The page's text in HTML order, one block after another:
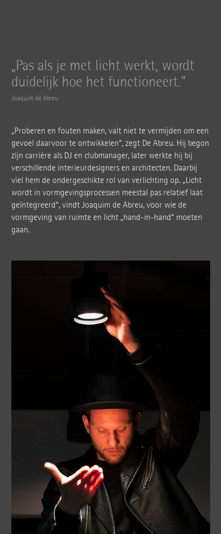
Pas als je met licht werkt, wordt
duidelijk hoe het functioneert.
Joaquim de Abreu
„Proberen en fouten maken, valt niet te vermijden om een
gevoel daarvoor te ontwikkelen“, zegt De Abreu. Hij begon
zijn carrière als DJ en clubmanager, later werkte hij bij
verschillende interieurdesigners en architecten. Daarbij
viel hem de ondergeschikte rol van verlichting op. „Licht
wordt in vormgevingsprocessen meestal pas relatief laat
geïntegreerd“, vindt Joaquim de Abreu, voor wie de
vormgeving van ruimte en licht „hand-in-hand“ moeten
gaan.